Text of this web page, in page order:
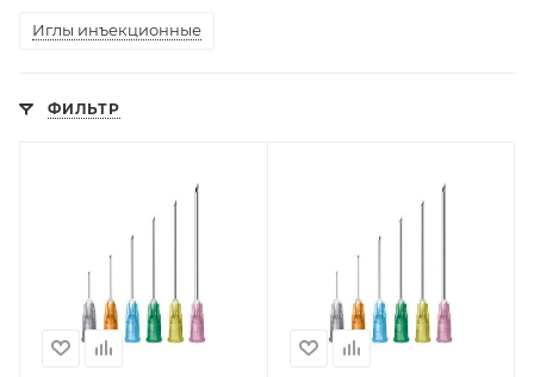
Иглы инъекционные
ФИЛЬТР